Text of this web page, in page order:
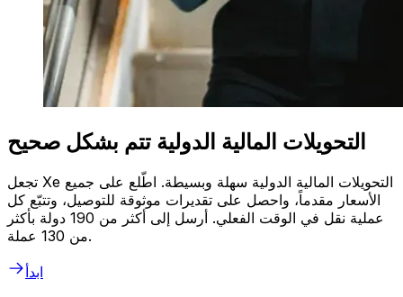
التحويلات المالية الدولية تتم بشكل صحيح
تجعل Xe التحويلات المالية الدولية سهلة وبسيطة. اطّلع على جميع
الأسعار مقدماً، واحصل على تقديرات موثوقة للتوصيل، وتتبّع كل
عملية نقل في الوقت الفعلي. أرسل إلى أكثر من 190 دولة بأكثر
من 130 عملة.
ابدأ